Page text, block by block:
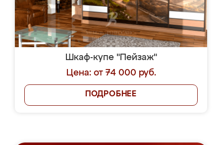
Шкаф-купе "Пейзаж"
Цена: от 74 000 руб.
ПОДРОБНЕЕ